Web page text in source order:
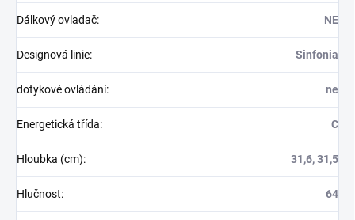
Dálkový ovladač: NE
Designová linie: Sinfonia
dotykové ovládání: ne
Energetická třída: C
Hloubka (cm): 31,6, 31,5
Hlučnost: 64